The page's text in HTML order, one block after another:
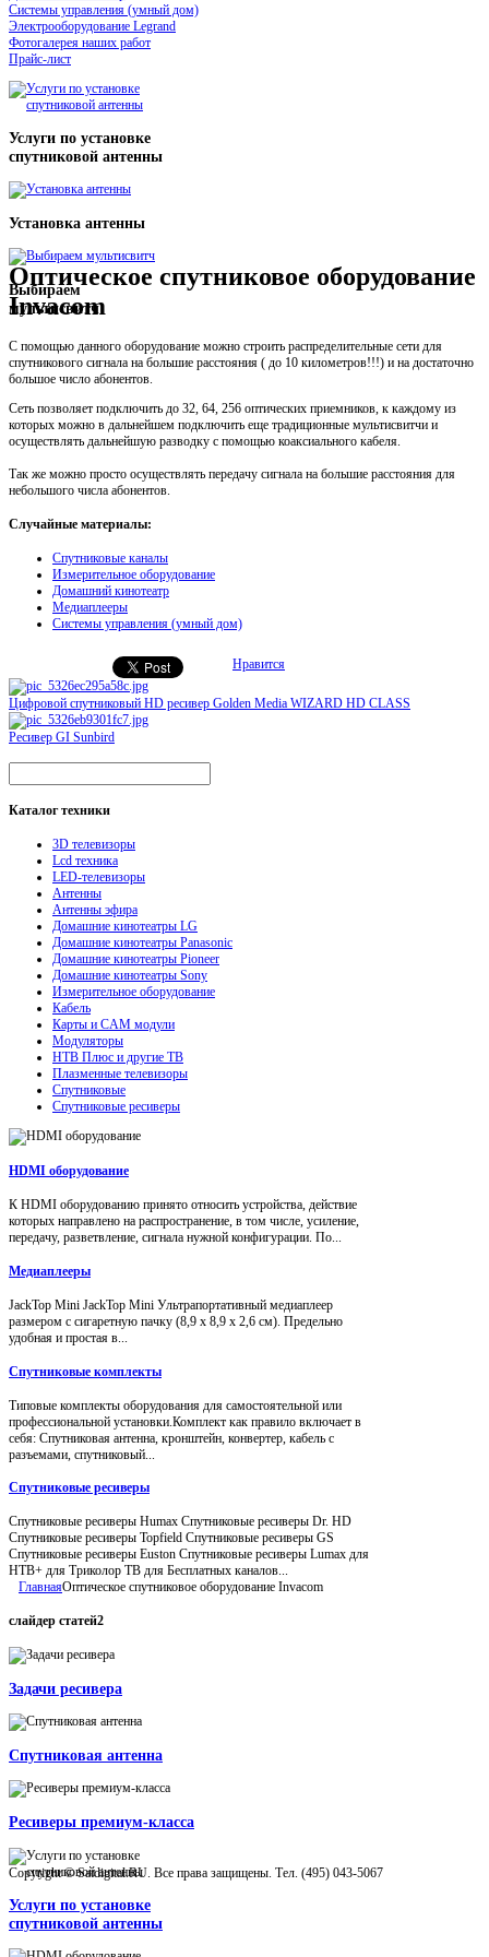
Системы управления (умный дом)
Электрооборудование Legrand
Фотогалерея наших работ
Прайс-лист
Услуги по установке
спутниковой антенны
Установка антенны
Выбираем
мультисвитч
Оптическое спутниковое оборудование
Invacom
С помощью данного оборудование можно строить распределительные сети для
спутникового сигнала на большие расстояния ( до 10 километров!!!) и на достаточно
большое число абонентов.
Сеть позволяет подключить до 32, 64, 256 оптических приемников, к каждому из
которых можно в дальнейшем подключить еще традиционные мультисвитчи и
осуществлять дальнейшую разводку с помощью коаксиального кабеля.
Так же можно просто осуществлять передачу сигнала на большие расстояния для
небольшого числа абонентов.
Случайные материалы:
Спутниковые каналы
Измерительное оборудование
Домашний кинотеатр
Медиаплееры
Системы управления (умный дом)
Нравится
Цифровой спутниковый HD ресивер Golden Media WIZARD HD CLASS
Ресивер GI Sunbird
Каталогтехники
3D телевизоры
Lcd техника
LED-телевизоры
Антенны
Антенны эфира
Домашние кинотеатры LG
Домашние кинотеатры Panasonic
Домашние кинотеатры Pioneer
Домашние кинотеатры Sony
Измерительное оборудование
Кабель
Карты и CAM модули
Модуляторы
НТВ Плюс и другие ТВ
Плазменные телевизоры
Спутниковые
Спутниковые ресиверы
HDMI оборудование
К HDMI оборудованию принято относить устройства, действие
которых направлено на распространение, в том числе, усиление,
передачу, разветвление, сигнала нужной конфигурации. По...
Медиаплееры
JackTop Mini JackTop Mini Ультрапортативный медиаплеер
размером с сигаретную пачку (8,9 x 8,9 x 2,6 см). Предельно
удобная и простая в...
Спутниковые комплекты
Типовые комплекты оборудования для самостоятельной или
профессиональной установки.Комплект как правило включает в
себя: Спутниковая антенна, кронштейн, конвертер, кабель с
разъемами, спутниковый...
Спутниковые ресиверы
Спутниковые ресиверы Humax Спутниковые ресиверы Dr. HD
Спутниковые ресиверы Topfield Спутниковые ресиверы GS
Спутниковые ресиверы Euston Спутниковые ресиверы Lumax для
НТВ+ для Триколор ТВ для Бесплатных каналов...
ГлавнаяОптическое спутниковое оборудование Invacom
слайдер статей2
Задачи ресивера
Спутниковая антенна
Ресиверы премиум-класса
Услуги по установке
спутниковой антенны
Copyright © Satdigital.RU. Все права защищены. Тел. (495) 043-5067